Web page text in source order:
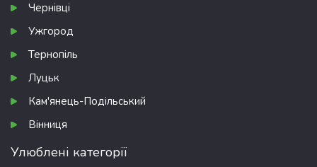
Чернівці
Ужгород
Тернопіль
Луцьк
Кам'янець-Подільський
Вінниця
Улюблені категорії